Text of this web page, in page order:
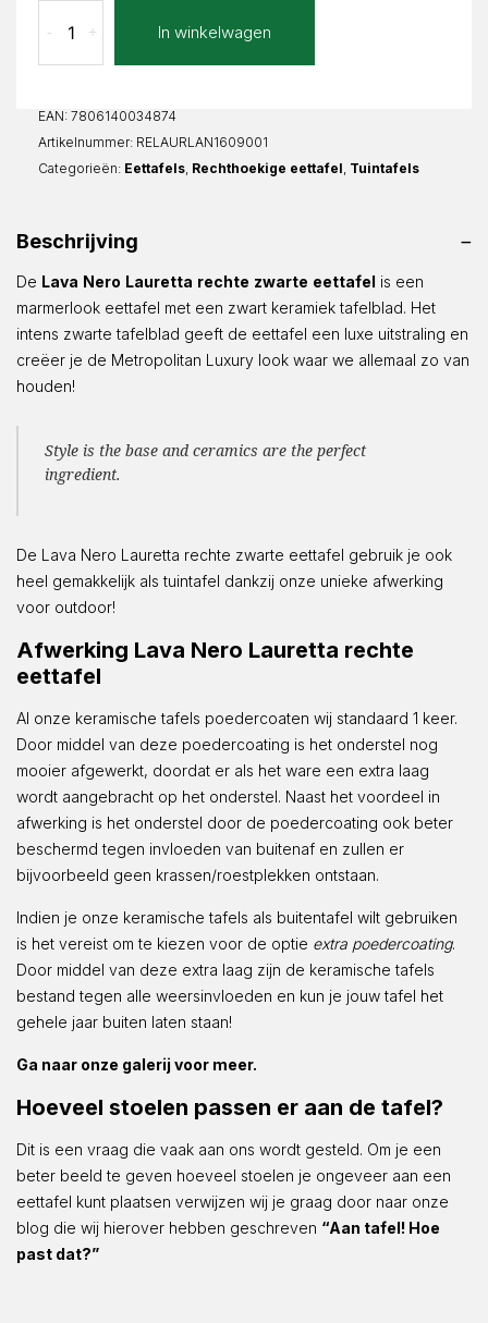
Nero
Lauretta
aantal
+
- In winkelwagen
EAN: 7806140034874
Artikelnummer: RELAURLAN1609001
Categorieën: Eettafels Rechthoekige eettafel Tuintafels
Beschrijving
De Lava Nero Lauretta rechte zwarte eettafel is een
marmerlook eettafel met een zwart keramiek tafelblad. Het
intens zwarte tafelblad geeft de eettafel een luxe uitstraling en
creëer je de Metropolitan Luxury look waar we allemaal zo van
houden!
Style is the base and ceramics are the perfect
ingredient.
De Lava Nero Lauretta rechte zwarte eettafel gebruik je ook
heel gemakkelijk als tuintafel dankzij onze unieke afwerking
voor outdoor!
Afwerking Lava Nero Lauretta rechte
eettafel
Al onze keramische tafels poedercoaten wij standaard 1 keer.
Door middel van deze poedercoating is het onderstel nog
mooier afgewerkt, doordat er als het ware een extra laag
wordt aangebracht op het onderstel. Naast het voordeel in
afwerking is het onderstel door de poedercoating ook beter
beschermd tegen invloeden van buitenaf en zullen er
bijvoorbeeld geen krassen/roestplekken ontstaan.
Indien je onze keramische tafels als buitentafel wilt gebruiken
is het vereist om te kiezen voor de optie extra poedercoating.
Door middel van deze extra laag zijn de keramische tafels
bestand tegen alle weersinvloeden en kun je jouw tafel het
gehele jaar buiten laten staan!
Ga naar onze galerij voor meer.
Hoeveel stoelen passen er aan de tafel?
Dit is een vraag die vaak aan ons wordt gesteld. Om je een
beter beeld te geven hoeveel stoelen je ongeveer aan een
eettafel kunt plaatsen verwijzen wij je graag door naar onze
blog die wij hierover hebben geschreven “Aan tafel! Hoe
past dat?”